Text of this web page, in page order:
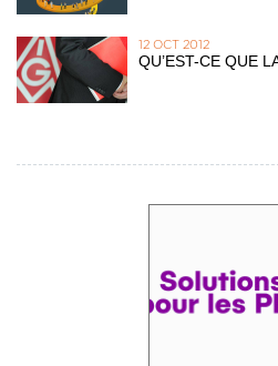
12 OCT 2012
QU’EST-CE QUE